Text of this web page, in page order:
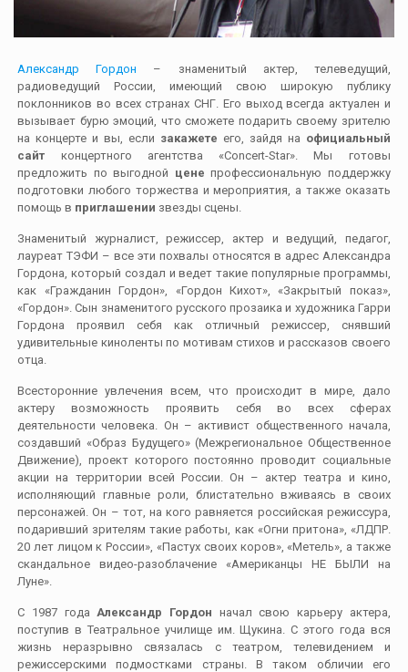
Александр Гордон – знаменитый актер, телеведущий,
радиоведущий России, имеющий свою широкую публику
поклонников во всех странах СНГ. Его выход всегда актуален и
вызывает бурю эмоций, что сможете подарить своему зрителю
на концерте и вы, если закажете его, зайдя на официальный
сайт концертного агентства «Concert-Star». Мы готовы
предложить по выгодной ценепрофессиональную поддержку
подготовки любого торжества и мероприятия, а также оказать
помощь в приглашении звезды сцены.
Знаменитый журналист, режиссер, актер и ведущий, педагог,
лауреат ТЭФИ – все эти похвалы относятся в адрес Александра
Гордона, который создал и ведет такие популярные программы,
как «Гражданин Гордон», «Гордон Кихот», «Закрытый показ»,
«Гордон». Сын знаменитого русского прозаика и художника Гарри
Гордона проявил себя как отличный режиссер, снявший
удивительные киноленты по мотивам стихов и рассказов своего
отца.
Всесторонние увлечения всем, что происходит в мире, дало
актеру возможность проявить себя во всех сферах
деятельности человека. Он – активист общественного начала,
создавший «Образ Будущего» (Межрегиональное Общественное
Движение), проект которого постоянно проводит социальные
акции на территории всей России. Он – актер театра и кино,
исполняющий главные роли, блистательно вживаясь в своих
персонажей. Он – тот, на кого равняется российская режиссура,
подаривший зрителям такие работы, как «Огни притона», «ЛДПР.
20 лет лицом к России», «Пастух своих коров», «Метель», а также
скандальное видео-разоблачение «Американцы НЕ БЫЛИ на
Луне».
С 1987 года Александр Гордон начал свою карьеру актера,
поступив в Театральное училище им. Щукина. С этого года вся
жизнь неразрывно связалась с театром, телевидением и
режиссерскими подмостками страны. В таком обличии его